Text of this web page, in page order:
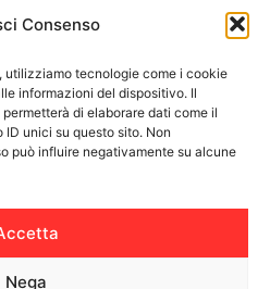
Consenso
utilizziamo tecnologie come i cookie
informazioni del dispositivo. Il
di elaborare dati come il
unici su questo sito. Non
può influire negativamente su alcune
Nega